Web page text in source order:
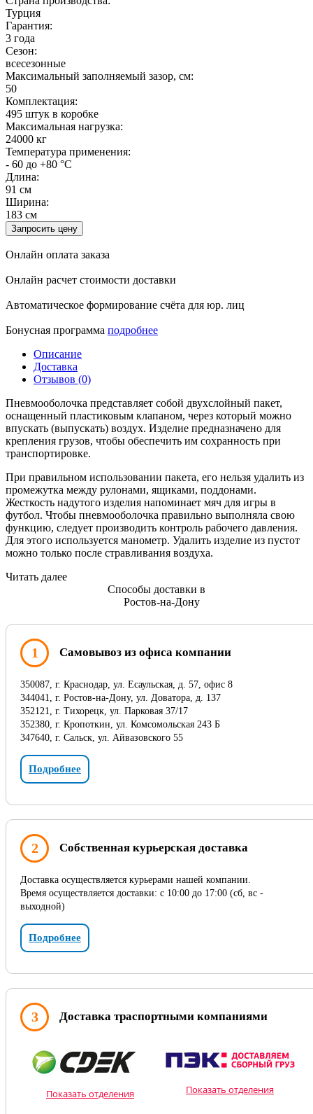
Турция
Гарантия:
3 года
Сезон:
всесезонные
Максимальный заполняемый зазор, см:
50
Комплектация:
495 штук в коробке
Максимальная нагрузка:
24000 кг
Температура применения:
- 60 до +80 °C
Длина:
91 см
Ширина:
183 см
Запросить цену
Онлайн оплата заказа
Онлайн расчет стоимости доставки
Автоматическое формирование счёта для юр. лиц
Бонусная программа подробнее
Описание
Доставка
Отзывов (0)
Пневмооболочка представляет собой двухслойный пакет,
оснащенный пластиковым клапаном, через который можно
впускать (выпускать) воздух. Изделие предназначено для
крепления грузов, чтобы обеспечить им сохранность при
транспортировке.
При правильном использовании пакета, его нельзя удалить из
промежутка между рулонами, ящиками, поддонами.
Жесткость надутого изделия напоминает мяч для игры в
футбол. Чтобы пневмооболочка правильно выполняла свою
функцию, следует производить контроль рабочего давления.
Для этого используется манометр. Удалить изделие из пустот
можно только после стравливания воздуха.
Читать далее
Способы доставки в
Ростов-на-Дону
1 Самовывоз из офиса компании
350087, г. Краснодар, ул. Есаульская, д. 57, офис 8
344041, г. Ростов-на-Дону, ул. Доватора, д. 137
352121, г. Тихорецк, ул. Парковая 37/17
352380, г. Кропоткин, ул. Комсомольская 243 Б
347640, г. Сальск, ул. Айвазовского 55
Подробнее
2 Собственная курьерская доставка
Доставка осуществляется курьерами нашей компании.
Время осуществляется доставки: с 10:00 до 17:00 (сб, вс -
выходной)
Подробнее
3 Доставка траспортными компаниями
Показать отделения Показать отделения